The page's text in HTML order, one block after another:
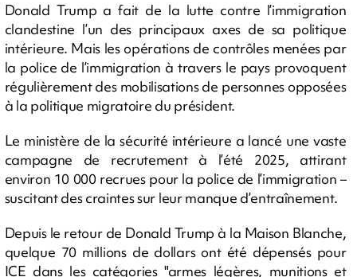
Donald Trump a fait de la lutte contre l’immigration
clandestine l’un des principaux axes de sa politique
intérieure. Mais les opérations de contrôles menées par
la police de l’immigration à travers le pays provoquent
régulièrement des mobilisations de personnes opposées
à la politique migratoire du président.
Le ministère de la sécurité intérieure a lancé une vaste
campagne de recrutement à l’été 2025, attirant
environ 10 000 recrues pour la police de l’immigration –
suscitant des craintes sur leur manque d’entraînement.
Depuis le retour de Donald Trump à la Maison Blanche,
quelque 70 millions de dollars ont été dépensés pour
ICE dans les catégories "armes légères, munitions et